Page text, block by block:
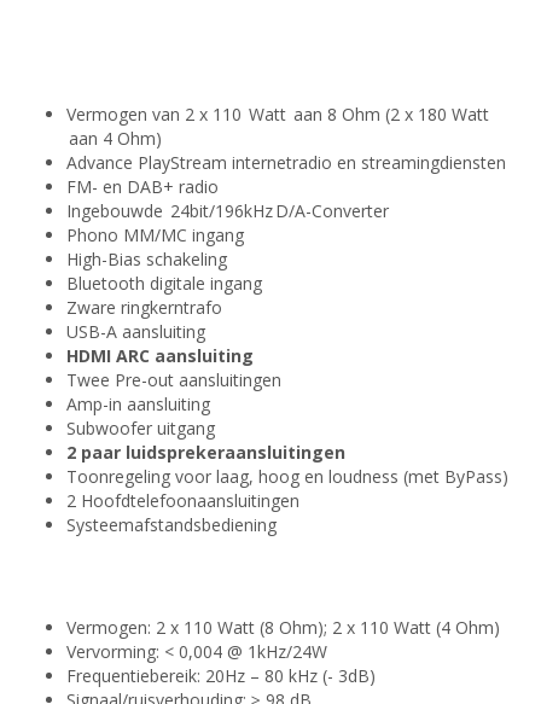
Vermogen van 2 x 110 Watt aan 8 Ohm (2 x 180 Watt
aan 4 Ohm)
Advance PlayStream internetradio en streamingdiensten
FM- en DAB+ radio
Ingebouwde 24bit/196kHz D/A-Converter
Phono MM/MC ingang
High-Bias schakeling
Bluetooth digitale ingang
Zware ringkerntrafo
USB-A aansluiting
HDMI ARC aansluiting
Twee Pre-out aansluitingen
Amp-in aansluiting
Subwoofer uitgang
2 paar luidsprekeraansluitingen
Toonregeling voor laag, hoog en loudness (met ByPass)
2 Hoofdtelefoonaansluitingen
Systeemafstandsbediening
Vermogen: 2 x 110 Watt (8 Ohm); 2 x 110 Watt (4 Ohm)
Vervorming: < 0,004 @ 1kHz/24W
Frequentiebereik: 20Hz – 80 kHz (- 3dB)